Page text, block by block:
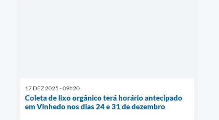
17 DEZ 2025 - 09h20
Coleta de lixo orgânico terá horário antecipado
em Vinhedo nos dias 24 e 31 de dezembro